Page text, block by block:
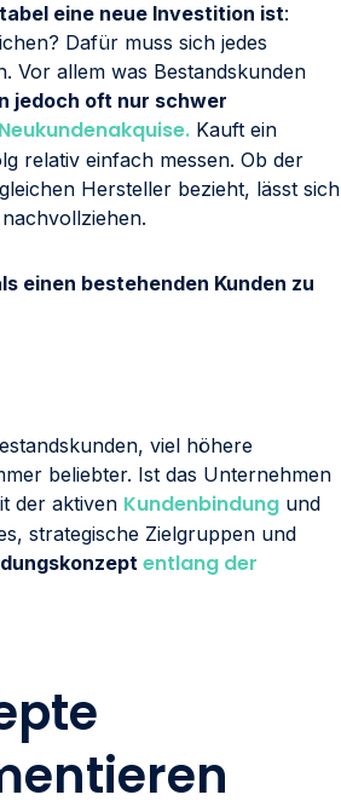
eine neue Investition ist:
Dafür muss sich jedes
Vor allem was Bestandskunden
jedoch oft nur schwer
Kauft ein
relativ einfach messen. Ob der
Hersteller bezieht, lässt sich
einen bestehenden Kunden zu
viel höhere
beliebter. Ist das Unternehmen
der aktiven Kundenbindung und
strategische Zielgruppen und
entlang der